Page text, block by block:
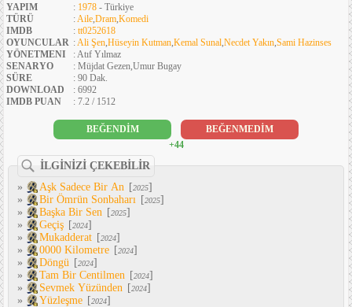
YAPIM : 1978 - Türkiye
TÜRÜ
: Aile Dram Komedi
IMDB
: tt0252618
OYUNCULAR : Ali Şen Hüseyin Kutman Kemal Sunal Necdet Yakın Sami Hazinses
YÖNETMENI
: Atıf Yılmaz
SENARYO
: Müjdat Gezen,Umur Bugay
SÜRE
: 90 Dak.
DOWNLOAD
: 6992
IMDB PUAN
: 7.2 / 1512
BEĞENDİM
BEĞENMEDİM
+44
İLGİNİZİ ÇEKEBİLİR
»
Aşk Sadece Bir An [2025]
»
Bir Ömrün Sonbaharı [2025]
»
Başka Bir Sen [2025]
»
Geçiş [2024]
»
Mukadderat [2024]
»
0000 Kilometre [2024]
»
Döngü [2024]
»
Tam Bir Centilmen [2024]
»
Sevmek Yüzünden [2024]
»
Yüzleşme [2024]